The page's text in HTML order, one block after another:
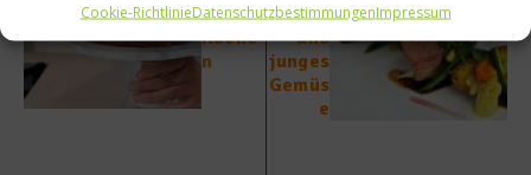
Cookie-RichtlinieDatenschutzbestimmungenImpressum
nnten
Kuche
n
-Kalb
und
junges
Gemüs
e